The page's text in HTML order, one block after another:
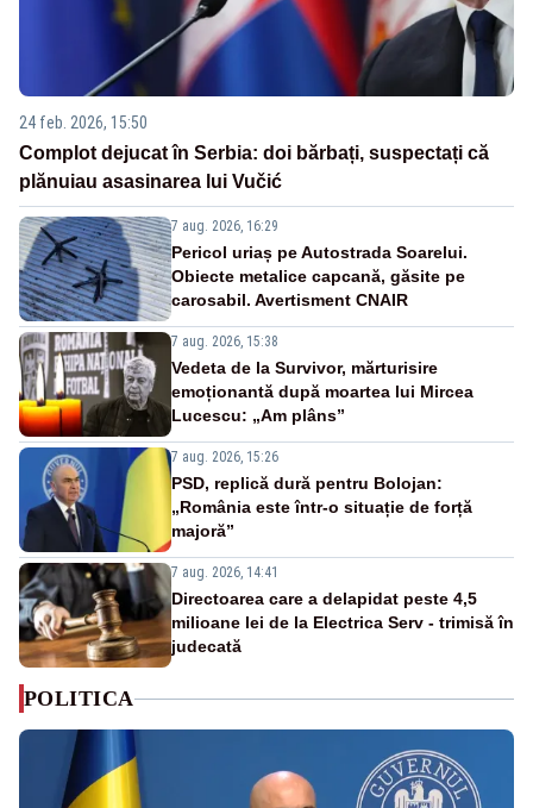
24 feb. 2026, 15:50
Complot dejucat în Serbia: doi bărbați, suspectați că
plănuiau asasinarea lui Vučić
7 aug. 2026, 16:29
Pericol uriaș pe Autostrada Soarelui.
Obiecte metalice capcană, găsite pe
carosabil. Avertisment CNAIR
7 aug. 2026, 15:38
Vedeta de la Survivor, mărturisire
emoționantă după moartea lui Mircea
Lucescu: „Am plâns”
7 aug. 2026, 15:26
PSD, replică dură pentru Bolojan:
„România este într-o situație de forță
majoră”
7 aug. 2026, 14:41
Directoarea care a delapidat peste 4,5
milioane lei de la Electrica Serv - trimisă în
judecată
POLITICA